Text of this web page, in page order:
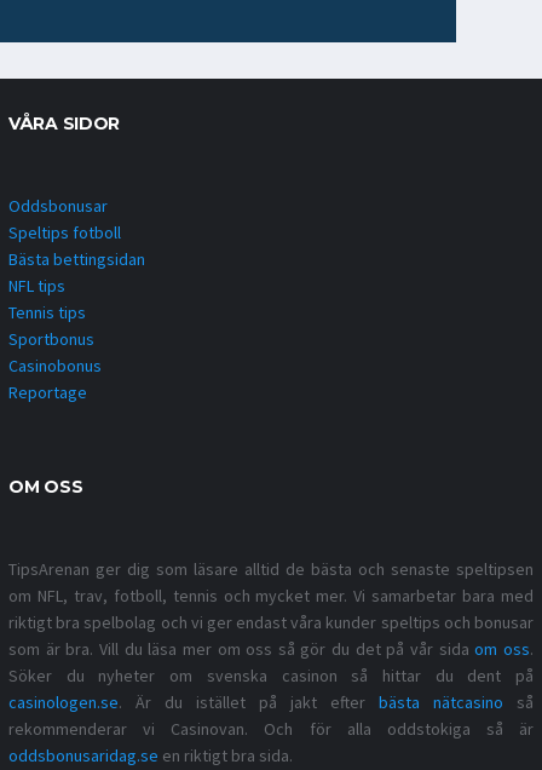
VÅRA SIDOR
Oddsbonusar
Speltips fotboll
Bästa bettingsidan
NFL tips
Tennis tips
Sportbonus
Casinobonus
Reportage
OM OSS
TipsArenan ger dig som läsare alltid de bästa och senaste speltipsen
om NFL, trav, fotboll, tennis och mycket mer. Vi samarbetar bara med
riktigt bra spelbolag och vi ger endast våra kunder speltips och bonusar
som är bra. Vill du läsa mer om oss så gör du det på vår sidaom oss.
Söker du nyheter om svenska casinon så hittar du dent på
casinologen.se. Är du istället på jakt efter bästa nätcasino så
rekommenderar vi Casinovan. Och för alla oddstokiga så är
oddsbonusaridag.se en riktigt bra sida.